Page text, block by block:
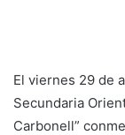
El viernes 29 de
Secundaria
Carbonell”